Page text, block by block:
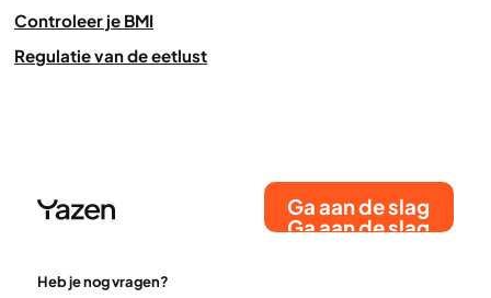
Controleer je BMI
Regulatie van de eetlust
Ga aan de slag
Ga aan de slag
Heb je nog vragen?